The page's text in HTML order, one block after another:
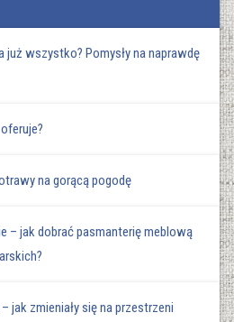
już wszystko? Pomysły na naprawdę
na gorącą pogodę
– jak dobrać pasmanterię meblową
jak zmieniały się na przestrzeni